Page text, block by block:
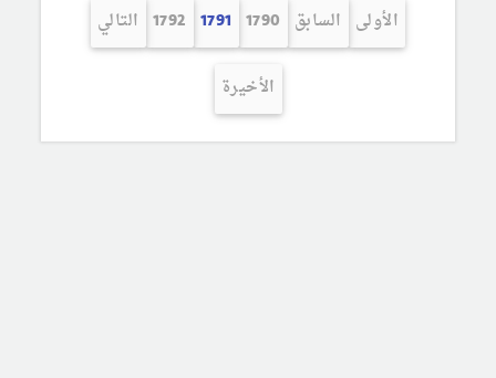
الأولى السابق 1790
1791
1792 التالي
الأخيرة